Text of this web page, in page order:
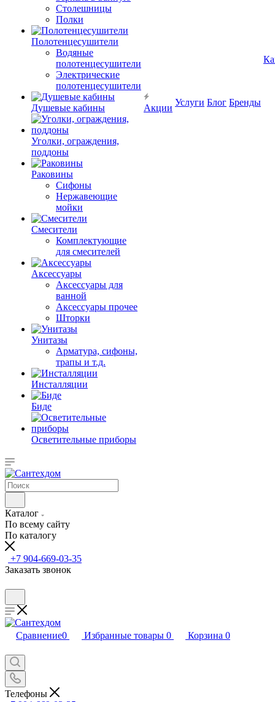
Столешницы
Полки
Полотенцесушители
Водяные
полотенцесушители
Электрические
полотенцесушители
Душевые кабины
Уголки, ограждения,
поддоны
Раковины
Сифоны
Нержавеющие
мойки
Смесители
Комплектующие
для смесителей
Аксессуары
Аксессуары для
ванной
Аксессуары прочее
Шторки
Унитазы
Арматура, сифоны,
трапы и т.д.
Инсталляции
Биде
Осветительные приборы
Акции
Услуги Блог Бренды
Каталог
По всему сайту
По каталогу
+7 904-669-03-35
Заказать звонок
Сравнение0 Избранные товары 0 Корзина 0
Телефоны